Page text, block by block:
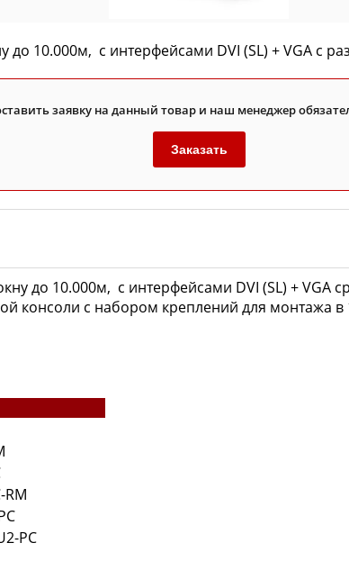
до 10.000м, с интерфейсами DVI (SL) + VGA с
заявку на данный товар и наш менеджер
Заказать
до 10.000м, с интерфейсами DVI (SL) + VGA
консоли с набором креплений для монтажа
RM
PC